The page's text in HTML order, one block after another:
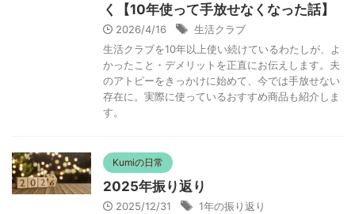
く【10年使って手放せなくなった話】
2026/4/16
生活クラブ
生活クラブを10年以上使い続けているわたしが、よ
かったこと・デメリットを正直にお伝えします。夫
のアトピーをきっかけに始めて、今では手放せない
存在に。実際に使っているおすすめ商品も紹介しま
す。
Kumiの日常
2025年振り返り
2025/12/31
1年の振り返り